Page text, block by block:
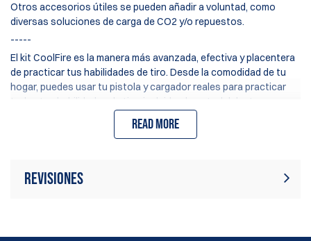
Otros accesorios útiles se pueden añadir a voluntad, como
diversas soluciones de carga de CO2 y/o repuestos.
-----
El kit CoolFire es la manera más avanzada, efectiva y placentera
de practicar tus habilidades de tiro. Desde la comodidad de tu
hogar, puedes usar tu pistola y cargador reales para practicar
todas tus habilidades de tiro, incluido el control del retroceso y
la transición de objetivos que son tan críticos.
El sistema CoolFire es un kit alimentado por gas CO2 que
arma. Llena el depósito de almacenamiento de CO2 del cañón en
de disparos de práctica por una fracción del costo de disparar
Read more
Revisiones